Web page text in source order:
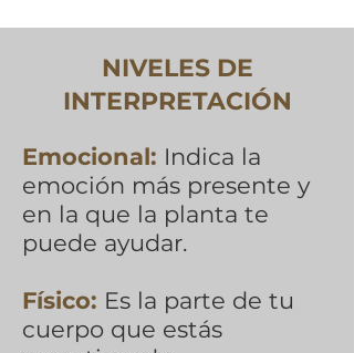
NIVELES DE
INTERPRETACIÓN
Emocional: Indica la
emoción más presente y
en la que la planta te
puede ayudar.
Físico: Es la parte de tu
cuerpo que estás